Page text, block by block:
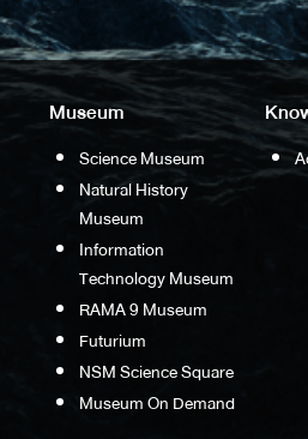
Museum
Science Museum
Natural History
Museum
Information
Technology Museum
RAMA 9 Museum
Futurium
NSM Science Square
Museum On Demand